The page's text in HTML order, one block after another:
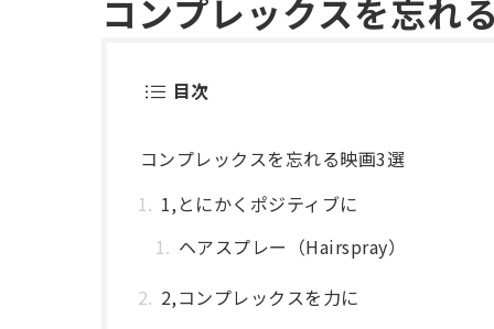
コンプレックスを忘れ
目次
コンプレックスを忘れる映画3選
1,とにかくポジティブに
ヘアスプレー（Hairspray）
2,コンプレックスを力に